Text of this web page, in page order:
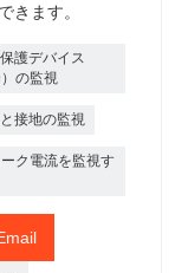
きます。
護デバイス
）の監視
接地の監視
ク電流を監視す